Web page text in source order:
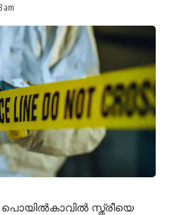
am
പൊയിൽകാവിൽ സ്ത്രീയെ